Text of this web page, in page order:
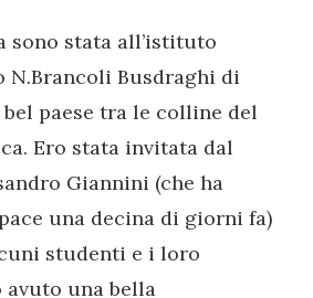
sono stata all’istituto
N.Brancoli Busdraghi di
paese tra le colline del
Ero stata invitata dal
Giannini (che ha
una decina di giorni fa)
studenti e i loro
una bella